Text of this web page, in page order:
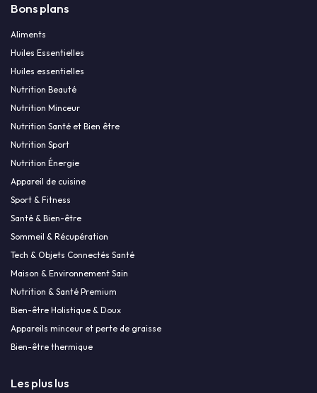
Bons plans
Aliments
Huiles Essentielles
Huiles essentielles
Nutrition Beauté
Nutrition Minceur
Nutrition Santé et Bien être
Nutrition Sport
Nutrition Énergie
Appareil de cuisine
Sport & Fitness
Santé & Bien-être
Sommeil & Récupération
Tech & Objets Connectés Santé
Maison & Environnement Sain
Nutrition & Santé Premium
Bien-être Holistique & Doux
Appareils minceur et perte de graisse
Bien-être thermique
Les plus lus